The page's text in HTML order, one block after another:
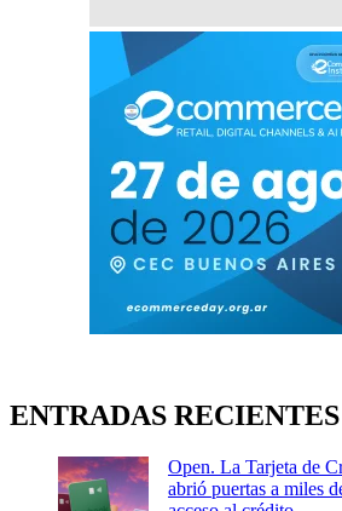
ENTRADAS RECIENTES
Open. La Tarjeta de
abrió puertas a miles